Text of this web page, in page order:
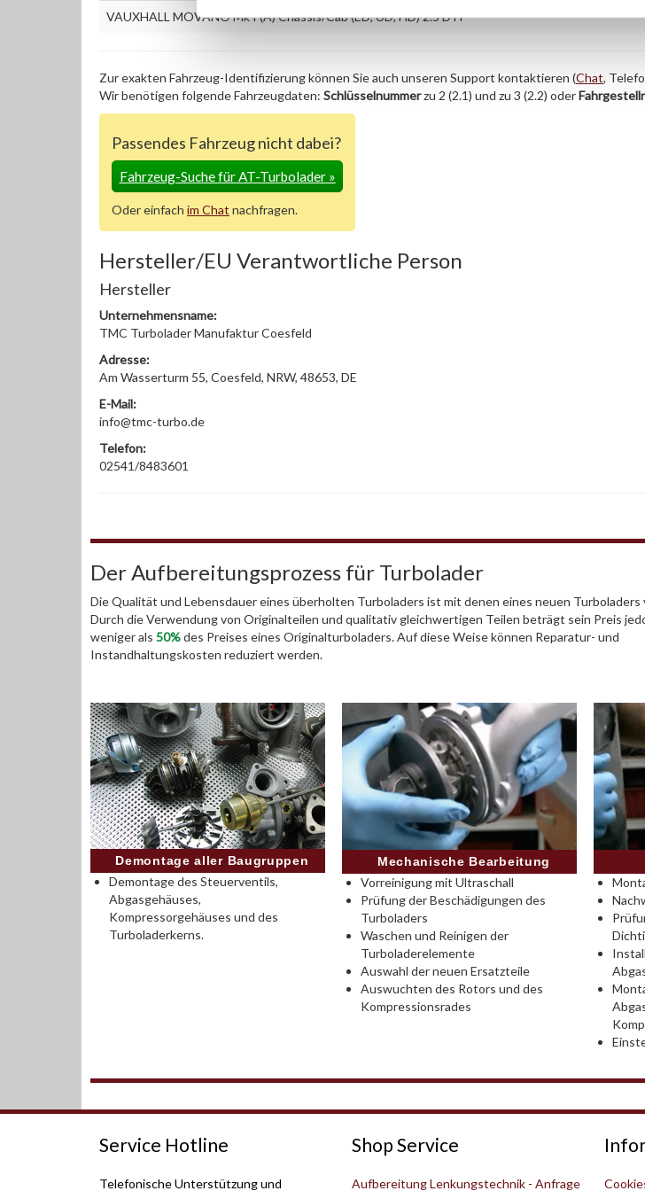
VAUXHALL MOVANO Mk I (A) Chassis/Cab (ED, UD, HD) 2.5 DTI
Zur exakten Fahrzeug-Identifizierung können Sie auch unseren Support kontaktieren (Chat,
Wir benötigen folgende Fahrzeugdaten: Schlüsselnummerzu 2 (2.1) und zu 3 (2.2) oder
Passendes Fahrzeug nicht dabei?
Fahrzeug-Suche für AT-Turbolader»
Oder einfach im Chat nachfragen.
Hersteller/EU Verantwortliche Person
Hersteller
Unternehmensname:
TMC Turbolader Manufaktur Coesfeld
Adresse:
Am Wasserturm 55, Coesfeld, NRW, 48653, DE
E-Mail:
info@tmc-turbo.de
Telefon:
02541/8483601
Der Aufbereitungsprozess für Turbolader
Die Qualität und Lebensdauer eines überholten Turboladers ist mit denen eines neuen Turboladers
Durch die Verwendung von Originalteilen und qualitativ gleichwertigen Teilen beträgt sein Preis
weniger als 50%des Preises eines Originalturboladers. Auf diese Weise können Reparatur- und
Instandhaltungskosten reduziert werden.
Demontage aller Baugruppen
Demontage des Steuerventils,
Abgasgehäuses,
Kompressorgehäuses und des
Turboladerkerns.
Mechanische Bearbeitung
Vorreinigung mit Ultraschall
Prüfung der Beschädigungen des
Turboladers
Waschen und Reinigen der
Turboladerelemente
Auswahl der neuen Ersatzteile
Auswuchten des Rotors und des
Kompressionsrades
Service Hotline
Telefonische Unterstützung und
Shop Service
Aufbereitung Lenkungstechnik - Anfrage